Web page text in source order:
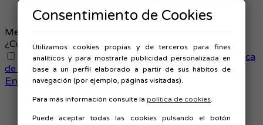
Mensaje *
¿Cuánto es: 4 + 0? *
He leído y acepto las condiciones legales y de política
de privacidad
Enviar
Inicio
Quienes somos
Consentimiento de Cookies
Utilizamos cookies propias y de terceros para fines
analíticos y para mostrarle publicidad personalizada en
base a un perfil elaborado a partir de sus hábitos de
navegación (por ejemplo, páginas visitadas).
Para más información consulte la política de cookies.
Puede aceptar todas las cookies pulsando el botón